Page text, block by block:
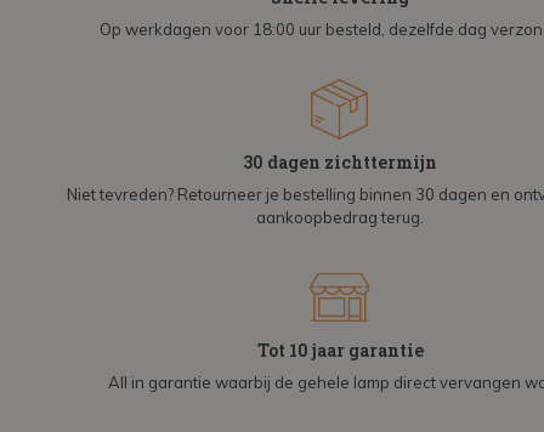
Op werkdagen voor 18:00 uur besteld, dezelfde dag
30 dagen zichttermijn
Niet tevreden? Retourneer je bestelling binnen 30 dagen en
aankoopbedrag terug.
Tot 10 jaar garantie
All in garantie waarbij de gehele lamp direct vervangen